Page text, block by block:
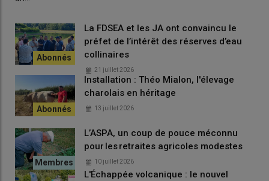
La FDSEA et les JA ont convaincu le
préfet de l’intérêt des réserves d’eau
collinaires
21 juillet 2026
Installation : Théo Mialon, l'élevage
charolais en héritage
13 juillet 2026
L’ASPA, un coup de pouce méconnu
pour les retraites agricoles modestes
10 juillet 2026
L'Échappée volcanique : le nouvel